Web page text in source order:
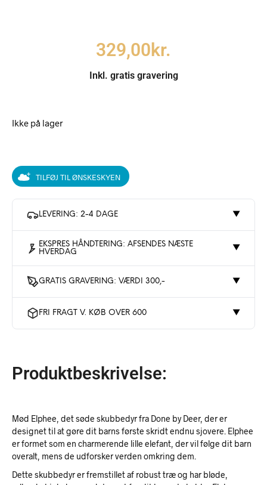
329,00kr.
Inkl. gratis gravering
Ikke på lager
TILFØJ TIL ØNSKESKYEN
LEVERING: 2-4 DAGE ▼
EKSPRES HÅNDTERING: AFSENDES NÆSTE
HVERDAG
▼
GRATIS GRAVERING: VÆRDI 300,- ▼
FRI FRAGT V. KØB OVER 600 ▼
Produktbeskrivelse:
Mød Elphee, det søde skubbedyr fra Done by Deer, der er
designet til at gøre dit barns første skridt endnu sjovere. Elphee
er formet som en charmerende lille elefant, der vil følge dit barn
overalt, mens de udforsker verden omkring dem.
Dette skubbedyr er fremstillet af robust træ og har bløde,